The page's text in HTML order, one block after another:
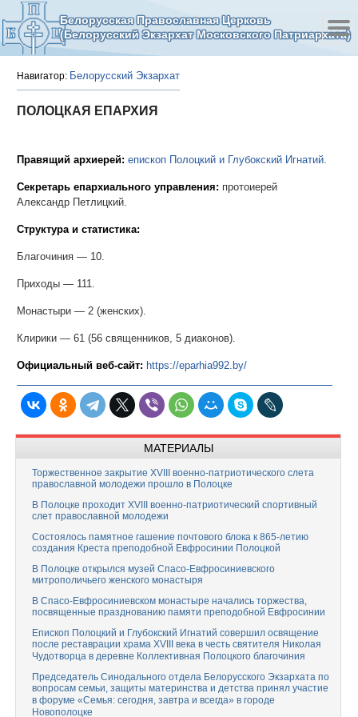
Белорусская Православная Церковь
(Белорусский Экзархат Московского Патриархата)
Навигатор: Белорусский Экзархат
ПОЛОЦКАЯ ЕПАРХИЯ
Правящий архиерей: епископ Полоцкий и Глубокский Игнатий.
Секретарь епархиального управления: протоиерей
Александр Петлицкий.
Структура и статистика:
Благочиния — 10.
Приходы — 111.
Монастыри — 2 (женских).
Клирики — 61 (56 священников, 5 диаконов).
Официальный веб-сайт: https://eparhia992.by/
МАТЕРИАЛЫ
Торжественное закрытие XVIII военно-патриотического слета
православной молодежи прошло в Полоцке
В Полоцке проходит XVIII военно-патриотический спортивный
слет православной молодежи
Состоялось памятное гашение почтового блока к 865-летию
создания Креста преподобной Евфросинии Полоцкой
В Полоцке открылся музей Спасо-Евфросиниевского
митрополичьего женского монастыря
В Спасо-Евфросиниевском монастыре начались торжества,
посвященные празднованию памяти преподобной Евфросинии
Епископ Полоцкий и Глубокский Игнатий совершил освящение
после реставрации храма XVIII века в честь святителя Николая
Чудотворца в деревне Коллективная Полоцкого благочиния
Председатель Синодального отдела Белорусского Экзархата по
вопросам семьи, защиты материнства и детства принял участие
в форуме «Семья: сегодня, завтра и всегда» в городе
Новополоцке